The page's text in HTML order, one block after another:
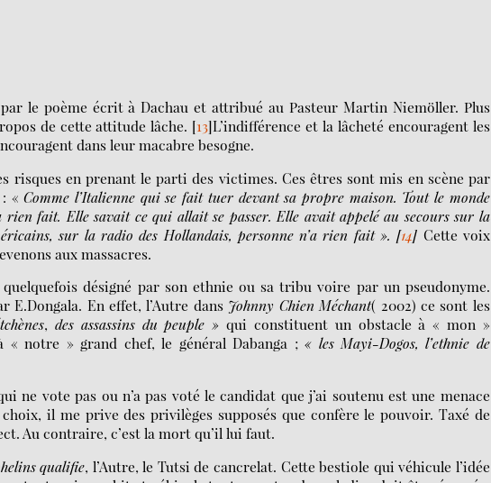
le poème écrit à Dachau et attribué au Pasteur Martin Niemöller. Plus
de cette attitude lâche. [13]L’indifférence et la lâcheté encouragent les
dans leur macabre besogne.
risques en prenant le parti des victimes. Ces êtres sont mis en scène par
: «Comme l’Italienne qui se fait tuer devant sa propre maison. Tout le monde
rien fait. Elle savait ce qui allait se passer. Elle avait appelé au secours sur la
sur la radio des Hollandais, personne n’a rien fait ». [14] Cette voix
aux massacres.
désigné par son ethnie ou sa tribu voire par un pseudonyme.
E.Dongala. En effet, l’Autre dans Johnny Chien Méchant( 2002) ce sont les
, des assassins du peuple » qui constituent un obstacle à « mon »
« notre » grand chef, le général Dabanga ;« les Mayi-Dogos, l’ethnie de
ne vote pas ou n’a pas voté le candidat que j’ai soutenu est une menace
il me prive des privilèges supposés que confère le pouvoir. Taxé de
Au contraire, c’est la mort qu’il lui faut.
qualifie, l’Autre, le Tutsi de cancrelat. Cette bestiole qui véhicule l’idée